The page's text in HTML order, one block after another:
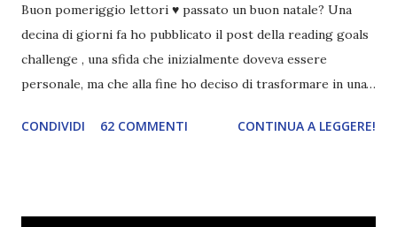
Buon pomeriggio lettori ♥ passato un buon natale? Una
decina di giorni fa ho pubblicato il post della reading goals
challenge , una sfida che inizialmente doveva essere
personale, ma che alla fine ho deciso di trasformare in una
persone interessate. E quindi eccomi qui con il post delle
CONDIVIDI 62 COMMENTI CONTINUA A LEGGERE!